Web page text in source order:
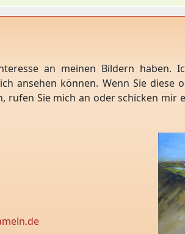
an meinen Bildern haben.
ansehen können. Wenn Sie diese
rufen Sie mich an oder schicken mir